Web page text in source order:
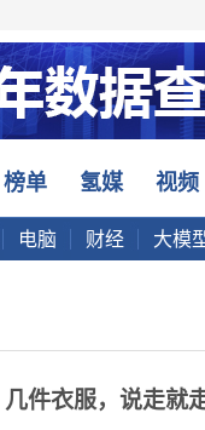
榜单 氢媒 视频
电脑 财经 大模
件衣服，说走就